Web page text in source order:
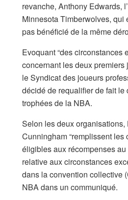
revanche, Anthony Edwards,
Minnesota Timberwolves, qui
pas bénéficié de la même
Evoquant “des circonstances
concernant les deux
le Syndicat des joueurs
décidé de requalifier de fait le
trophées de la NBA.
Selon les deux organisations,
Cunningham “remplissent les
éligibles aux récompenses
relative aux circonstances
dans la convention collective
NBA dans un communiqué.